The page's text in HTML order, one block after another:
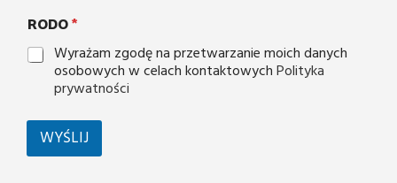
RODO*
Wyrażam zgodę na przetwarzanie moich danych
osobowych w celach kontaktowychPolityka
prywatności
WYŚLIJ